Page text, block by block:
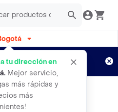
tu dirección en
. Mejor servicio,
más rápidas y
más
semanas
Aplican TyC